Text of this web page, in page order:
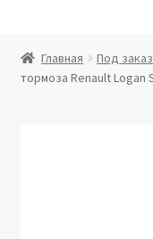
Витрина
Главная Под заказ
тормоза Renault Logan